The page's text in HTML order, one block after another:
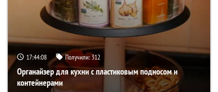
17:44:07 Получили: 312
Органайзер для кухни с пластиковым подносом и
контейнерами